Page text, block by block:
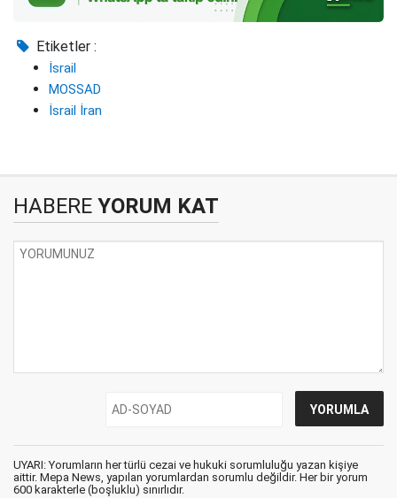
Etiketler :
İsrail
MOSSAD
İsrail İran
HABERE YORUM KAT
UYARI: Yorumların her türlü cezai ve hukuki sorumluluğu yazan kişiye
aittir. Mepa News, yapılan yorumlardan sorumlu değildir. Her bir yorum
600 karakterle (boşluklu) sınırlıdır.